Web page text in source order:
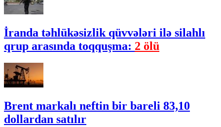
İranda təhlükəsizlik qüvvələri ilə silahlı
qrup arasında toqquşma: 2 ölü
Brent markalı neftin bir bareli 83,10
dollardan satılır